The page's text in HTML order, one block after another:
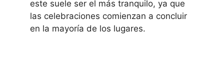
este suele ser el más tranquilo, ya que
las celebraciones comienzan a concluir
en la mayoría de los lugares.